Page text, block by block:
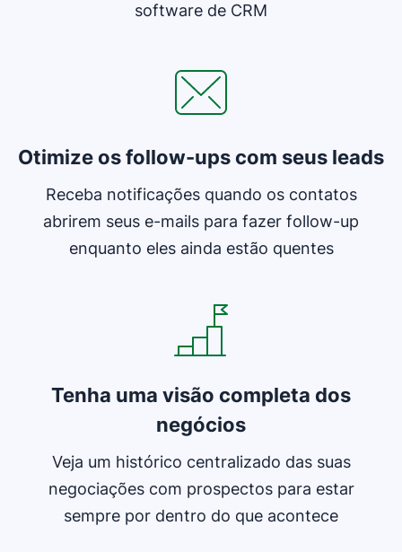
software de CRM
Otimize os follow-ups com seus leads
Receba notificações quando os contatos
abrirem seus e-mails para fazer follow-up
enquanto eles ainda estão quentes
Tenha uma visão completa dos
negócios
Veja um histórico centralizado das suas
negociações com prospectos para estar
sempre por dentro do que acontece